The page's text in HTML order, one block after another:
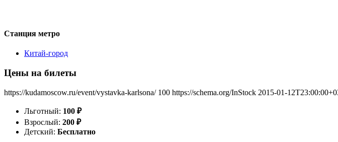
Станция метро
Китай-город
Цены на билеты
https://kudamoscow.ru/event/vystavka-karlsona/ 100 https://schema.org/InStock 2015-01-
Льготный: 100 ₽
Взрослый: 200 ₽
Детский: Бесплатно